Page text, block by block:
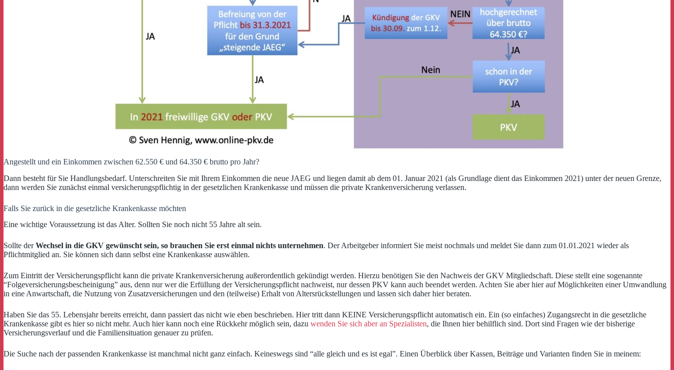
Angestellt und ein Einkommen zwischen 62.550 € und 64.350 € brutto pro Jahr?
Dann besteht für Sie Handlungsbedarf. Unterschreiten Sie mit Ihrem Einkommen die neue JAEG und liegen damit ab dem 01. Januar 2021 (als Grundlage dient das Einkommen 2021) unter der neuen Grenze,
dann werden Sie zunächst einmal versicherungspflichtig in der gesetzlichen Krankenkasse und müssen die private Krankenversicherung verlassen.
Falls Sie zurück in die gesetzliche Krankenkasse möchten
Eine wichtige Voraussetzung ist das Alter. Sollten Sie noch nicht 55 Jahre alt sein.
Sollte derWechsel in die GKV gewünscht sein, so brauchen Sie erst einmal nichts unternehmen. Der Arbeitgeber informiert Sie meist nochmals und meldet Sie dann zum 01.01.2021 wieder als
Pflichtmitglied an. Sie können sich dann selbst eine Krankenkasse auswählen.
Zum Eintritt der Versicherungspflicht kann die private Krankenversicherung außerordentlich gekündigt werden. Hierzu benötigen Sie den Nachweis der GKV Mitgliedschaft. Diese stellt eine sogenannte
“Folgeversicherungsbescheinigung” aus, denn nur wer die Erfüllung der Versicherungspflicht nachweist, nur dessen PKV kann auch beendet werden. Achten Sie aber hier auf Möglichkeiten einer Umwandlung
in eine Anwartschaft, die Nutzung von Zusatzversicherungen und den (teilweise) Erhalt von Altersrückstellungen und lassen sich daher hier beraten.
Haben Sie das 55. Lebensjahr bereits erreicht, dann passiert das nicht wie eben beschrieben. Hier tritt dann KEINE Versicherungspflicht automatisch ein. Ein (so einfaches) Zugangsrecht in die gesetzliche
Krankenkasse gibt es hier so nicht mehr. Auch hier kann noch eine Rückkehr möglich sein, dazu wenden Sie sich aber an Spezialisten, die Ihnen hier behilflich sind. Dort sind Fragen wie der bisherige
Versicherungsverlauf und die Familiensituation genauer zu prüfen.
Die Suche nach der passenden Krankenkasse ist manchmal nicht ganz einfach. Keineswegs sind “alle gleich und es ist egal”. Einen Überblick über Kassen, Beiträge und Varianten finden Sie in meinem: